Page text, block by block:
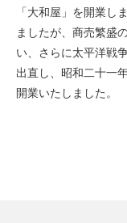
「大和屋」を開業し
ましたが、商売繁盛
い、さらに太平洋戦
出直し、昭和二十一
開業いたしました。